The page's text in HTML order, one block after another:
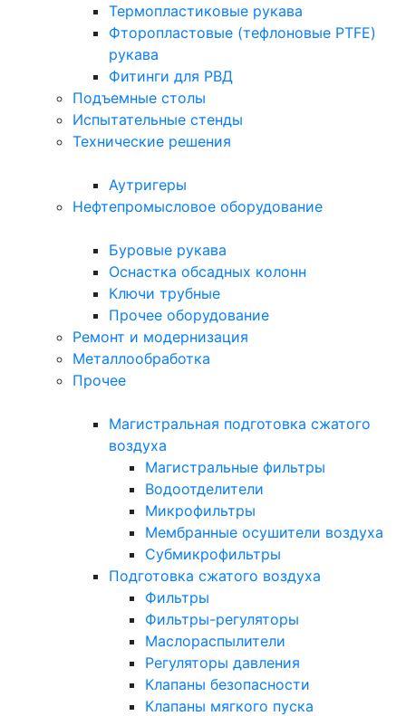
Термопластиковые рукава
Фторопластовые (тефлоновые PTFE)
рукава
Фитинги для РВД
Подъемные столы
Испытательные стенды
Технические решения
Аутригеры
Нефтепромысловое оборудование
Буровые рукава
Оснастка обсадных колонн
Ключи трубные
Прочее оборудование
Ремонт и модернизация
Металлообработка
Прочее
Магистральная подготовка сжатого
воздуха
Магистральные фильтры
Водоотделители
Микрофильтры
Мембранные осушители воздуха
Субмикрофильтры
Подготовка сжатого воздуха
Фильтры
Фильтры-регуляторы
Маслораспылители
Регуляторы давления
Клапаны безопасности
Клапаны мягкого пуска